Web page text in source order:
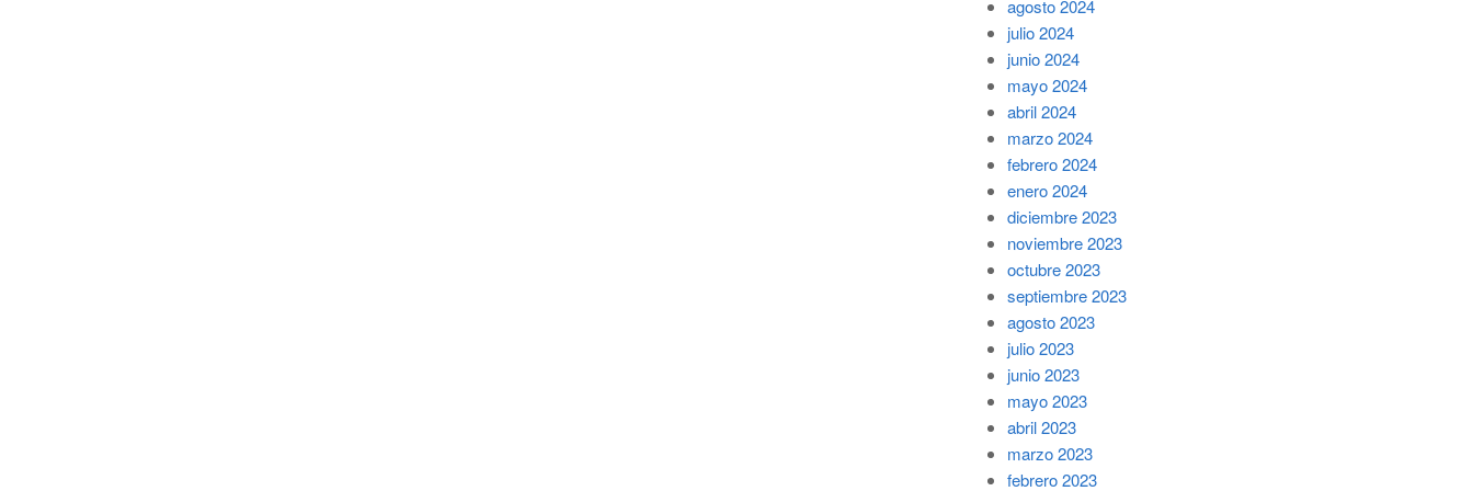
agosto 2024
julio 2024
junio 2024
mayo 2024
abril 2024
marzo 2024
febrero 2024
enero 2024
diciembre 2023
noviembre 2023
octubre 2023
septiembre 2023
agosto 2023
julio 2023
junio 2023
mayo 2023
abril 2023
marzo 2023
febrero 2023